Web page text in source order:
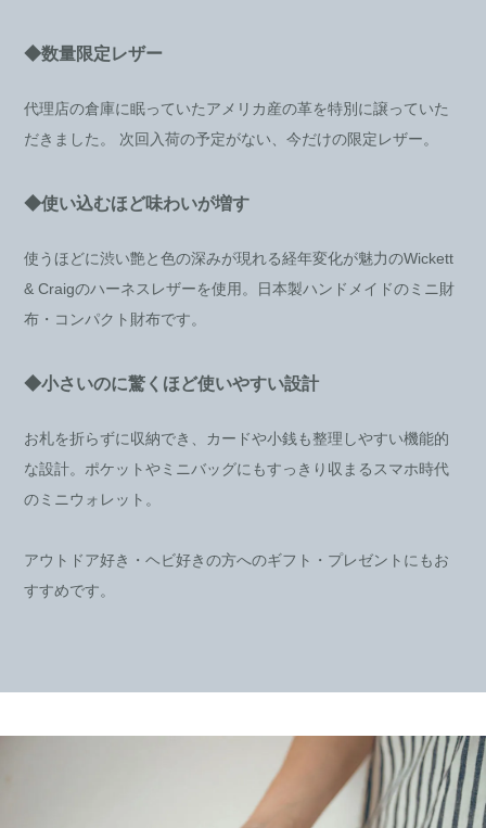
◆数量限定レザー
代理店の倉庫に眠っていたアメリカ産の革を特別に譲っていた
だきました。 次回入荷の予定がない、今だけの限定レザー。
◆使い込むほど味わいが増す
使うほどに渋い艶と色の深みが現れる経年変化が魅力のWickett
& Craigのハーネスレザーを使用。日本製ハンドメイドのミニ財
布・コンパクト財布です。
◆小さいのに驚くほど使いやすい設計
お札を折らずに収納でき、カードや小銭も整理しやすい機能的
な設計。ポケットやミニバッグにもすっきり収まるスマホ時代
のミニウォレット。
アウトドア好き・ヘビ好きの方へのギフト・プレゼントにもお
すすめです。